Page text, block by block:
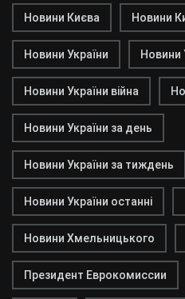
Новини Києва Новини
Новини України Новини
Новини України війна
Новини України за день
Новини України за тиждень
Новини України останні
Новини Хмельницького
Президент Еврокомиссии